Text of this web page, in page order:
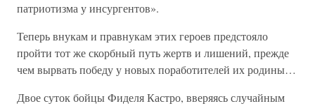
патриотизма у инсургентов».
Теперь внукам и правнукам этих героев предстояло
пройти тот же скорбный путь жертв и лишений, прежде
чем вырвать победу у новых поработителей их родины…
Двое суток бойцы Фиделя Кастро, вверяясь случайным